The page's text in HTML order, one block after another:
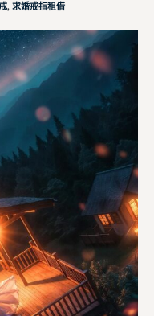
, 求婚戒指租借